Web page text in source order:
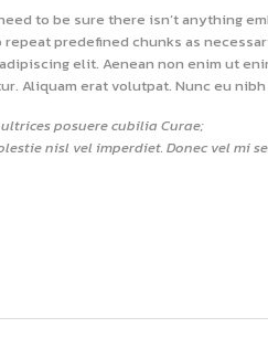
to be sure there isn’t anything
predefined chunks as
elit. Aenean non enim ut
Aliquam erat volutpat. Nunc eu
posuere cubilia Curae;
nisl vel imperdiet. Donec vel mi